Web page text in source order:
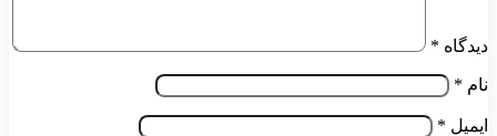
دیدگاه *
نام *
ایمیل *